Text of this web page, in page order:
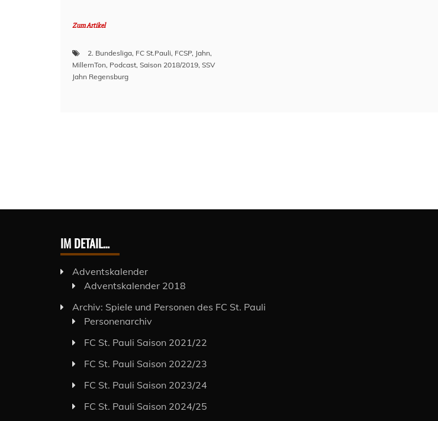
Zum Artikel
2. Bundesliga, FC St.Pauli, FCSP, Jahn,
MillernTon, Podcast, Saison 2018/2019, SSV
Jahn Regensburg
IM DETAIL…
Adventskalender
Adventskalender 2018
Archiv: Spiele und Personen des FC St. Pauli
Personenarchiv
FC St. Pauli Saison 2021/22
FC St. Pauli Saison 2022/23
FC St. Pauli Saison 2023/24
FC St. Pauli Saison 2024/25